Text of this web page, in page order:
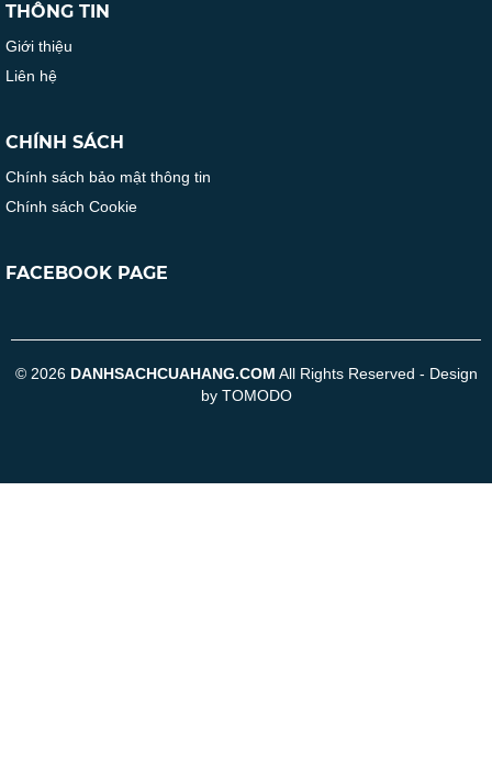
THÔNG TIN
Giới thiệu
Liên hệ
CHÍNH SÁCH
Chính sách bảo mật thông tin
Chính sách Cookie
FACEBOOK PAGE
© 2026 DANHSACHCUAHANG.COM All Rights Reserved - Design
by TOMODO